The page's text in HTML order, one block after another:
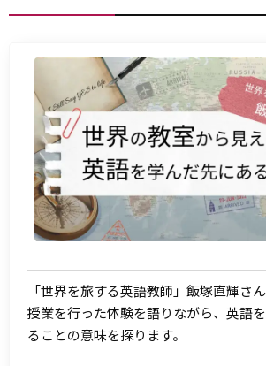
「世界を旅する英語教師」飯塚直輝さ
授業を行った体験を語りながら、英語
ることの意味を探ります。